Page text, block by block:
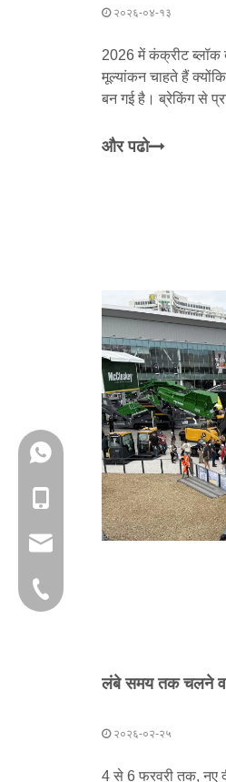
२०२६-०४-१३
2026 में कंक्रीट ब्लॉक
मूल्यांकन चाहते हैं
बन गई है। ब्रेकिंग से
और पढो
२०२६-०२-२५
4 से 6 फरवरी तक, नए
+86-18150503129
+86-18150503129
group@qunfeng.com